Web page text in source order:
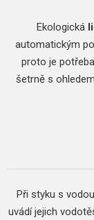
​Ekologická
automatickým
proto je
šetrně s
Při styku s
uvádí jejich